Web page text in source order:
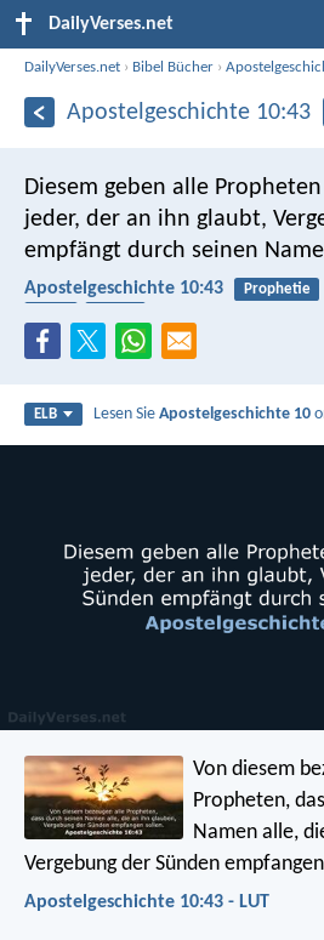
DailyVerses.net
DailyVerses.net › Bibel Bücher ›
Apostelgeschichte 10:43
Diesem geben alle
jeder, der an ihn glaubt,
empfängt durch seinen
Apostelgeschichte 10:43 Prophetie
ELB Lesen SieApostelgeschichte 10
Von diesem
Propheten,
Namen alle,
Vergebung der Sünden
Apostelgeschichte 10:43 - LUT